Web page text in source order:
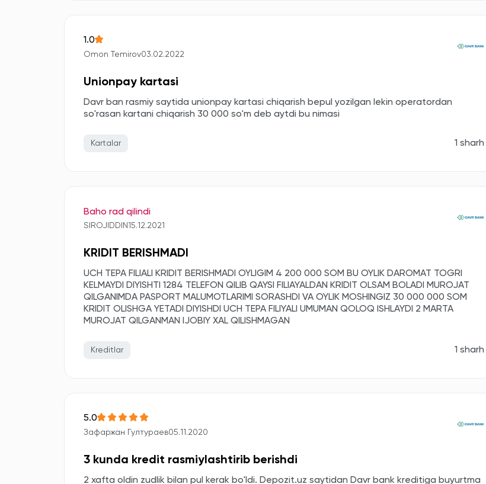
1.0
Omon Temirov03.02.2022
Unionpay kartasi
Davr ban rasmiy saytida unionpay kartasi chiqarish bepul yozilgan lekin operatordan
so'rasan kartani chiqarish 30 000 so'm deb aytdi bu nimasi
Kartalar 1 sharh
Baho rad qilindi
SIROJIDDIN15.12.2021
KRIDIT BERISHMADI
UCH TEPA FILIALI KRIDIT BERISHMADI OYLIGIM 4 200 000 SOM BU OYLIK DAROMAT TOGRI
KELMAYDI DIYISHTI 1284 TELEFON QILIB QAYSI FILIAYALDAN KRIDIT OLSAM BOLADI MUROJAT
QILGANIMDA PASPORT MALUMOTLARIMI SORASHDI VA OYLIK MOSHINGIZ 30 000 000 SOM
KRIDIT OLISHGA YETADI DIYISHDI UCH TEPA FILIYALI UMUMAN QOLOQ ISHLAYDI 2 MARTA
MUROJAT QILGANMAN IJOBIY XAL QILISHMAGAN
Kreditlar 1 sharh
5.0
Зафаржан Гултураев05.11.2020
3 kunda kredit rasmiylashtirib berishdi
2 xafta oldin zudlik bilan pul kerak bo'ldi. Depozit.uz saytidan Davr bank kreditiga buyurtma